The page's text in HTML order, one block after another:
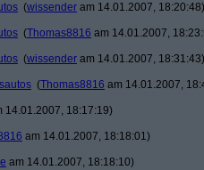
(wissender am 14.01.2007, 18:20:48)
(Thomas8816 am 14.01.2007,
(wissender am 14.01.2007, 18:31:43)
(Thomas8816 am 14.01.2007,
14.01.2007, 18:17:19)
am 14.01.2007, 18:18:01)
am 14.01.2007, 18:18:10)